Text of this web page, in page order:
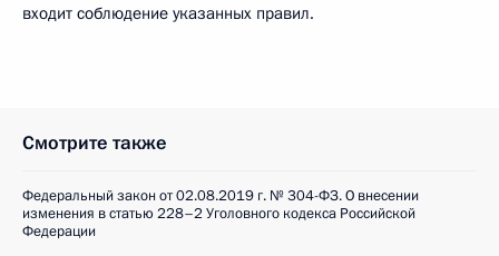
входит соблюдение указанных правил.
Смотрите также
Федеральный закон от 02.08.2019 г. № 304-ФЗ. О внесении
изменения в статью 228–2 Уголовного кодекса Российской
Федерации